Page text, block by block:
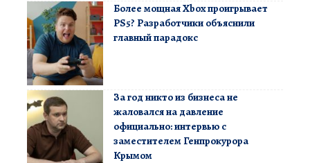
Более мощная Xbox проигрывает
PS5? Разработчики объяснили
главный парадокс
За год никто из бизнеса не
жаловался на давление
официально: интервью с
заместителем Генпрокурора
Крымом